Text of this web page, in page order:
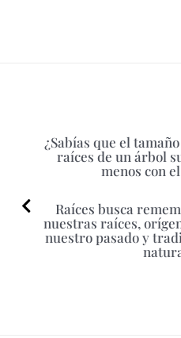
¿Sabías que el
raíces de un árbol
menos con
Raíces busca
nuestras raíces,
nuestro pasado y